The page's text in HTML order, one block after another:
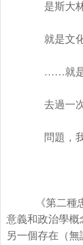
是斯大林
就是文化
……就是在
去過一次
問題，我
《第二種
意義和政治學概
另一個存在（